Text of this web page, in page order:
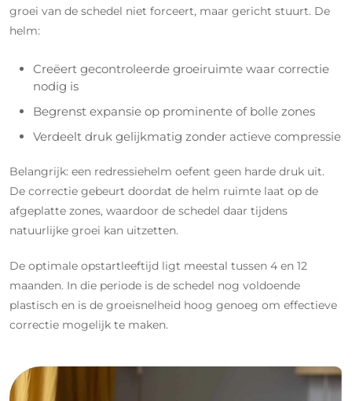
groei van de schedel niet forceert, maar gericht stuurt. De
helm:
Creëert gecontroleerde groeiruimte waar correctie
nodig is
Begrenst expansie op prominente of bolle zones
Verdeelt druk gelijkmatig zonder actieve compressie
Belangrijk: een redressiehelm oefent geen harde druk uit.
De correctie gebeurt doordat de helm ruimte laat op de
afgeplatte zones, waardoor de schedel daar tijdens
natuurlijke groei kan uitzetten.
De optimale opstartleeftijd ligt meestal tussen 4 en 12
maanden. In die periode is de schedel nog voldoende
plastisch en is de groeisnelheid hoog genoeg om effectieve
correctie mogelijk te maken.